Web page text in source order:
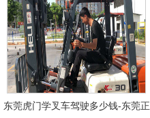
东莞虎门学叉车驾驶多少钱-东莞正